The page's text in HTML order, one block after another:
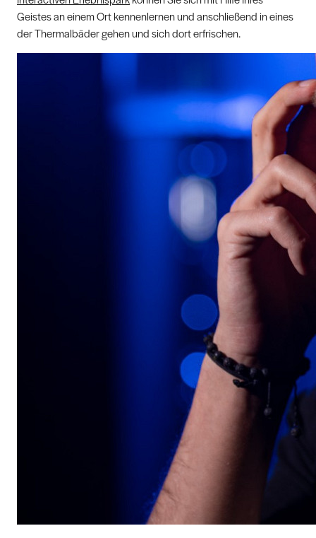
Geistes an einem Ort kennenlernen und anschließend in eines
der Thermalbäder gehen und sich dort erfrischen.